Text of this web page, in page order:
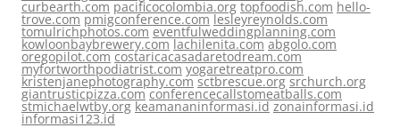
curbearth.com pacificocolombia.org topfoodish.com hello-
trove.com pmigconference.com lesleyreynolds.com
tomulrichphotos.com eventfulweddingplanning.com
kowloonbaybrewery.com lachilenita.com abgolo.com
oregopilot.com costaricacasadaretodream.com
myfortworthpodiatrist.com yogaretreatpro.com
kristenjanephotography.com sctbrescue.org srchurch.org
giantrusticpizza.com conferencecallstomeatballs.com
stmichaelwtby.org keamananinformasi.id zonainformasi.id
informasi123.id